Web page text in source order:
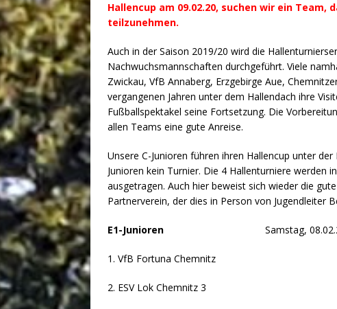
Hallencup am 09.02.20, suchen wir ein
teilzunehmen.
Auch in der Saison 2019/20 wird die
Nachwuchsmannschaften durchgeführt. Viele
Zwickau, VfB Annaberg, Erzgebirge Aue,
vergangenen Jahren unter dem Hallendach ihre
Fußballspektakel seine Fortsetzung. Die
allen Teams eine gute Anreise.
Unsere C-Junioren führen ihren Hallencup unter
Junioren kein Turnier. Die 4 Hallenturniere werden
ausgetragen. Auch hier beweist sich wieder die
Partnerverein, der dies in Person von Jugendleiter
E1-Junioren Samstag, 08.02.20,
1. VfB Fortuna Chemnitz
2. ESV Lok Chemnitz 3